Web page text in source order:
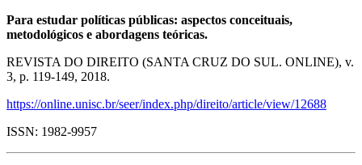
Para estudar políticas públicas: aspectos conceituais,
metodológicos e abordagens teóricas.
REVISTA DO DIREITO (SANTA CRUZ DO SUL. ONLINE), v.
3, p. 119-149, 2018.
https://online.unisc.br/seer/index.php/direito/article/view/12688
ISSN: 1982-9957